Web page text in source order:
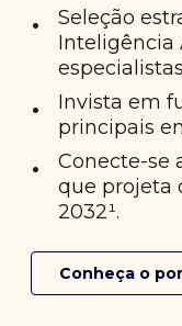
•
Seleção
Inteligência
especialistas
•
Invista em
principais
•
Conecte-se
que projeta
2032¹.
Conheça o